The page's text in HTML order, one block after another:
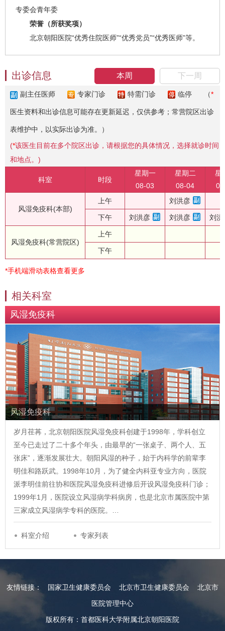
专委会青年委
荣誉（所获奖项）
北京朝阳医院“优秀住院医师”“优秀党员”“优秀医师”等。
本周 下一周
出诊信息
副主任医师 专家门诊 特需门诊 临停 （*
医生资料和出诊信息可能存在更新延迟，仅供参考；常营院区出诊
表维护中，以实际出诊为准。）
(*该医生目前在多个院区出诊，请根据您的具体情况，选择就诊时间
和地点。)
科室 时段
星期一
08-03
星期二
08-04
星
风湿免疫科(本部)
上午 刘洪彦
下午 刘洪彦 刘洪彦 刘
风湿免疫科(常营院区)
上午
下午
*手机端滑动表格查看更多
相关科室
风湿免疫科
风湿免疫科
岁月荏苒，北京朝阳医院风湿免疫科创建于1998年，学科创立
至今已走过了二十多个年头，由最早的“一张桌子、两个人、五
张床”，逐渐发展壮大。朝阳风湿的种子，始于内科学的前辈李
明佳和路跃武。1998年10月，为了健全内科亚专业方向，医院
派李明佳前往协和医院风湿免疫科进修后开设风湿免疫科门诊；
1999年1月，医院设立风湿病学科病房，也是北京市属医院中第
三家成立风湿病学专科的医院。…
科室介绍 专家列表
友情链接： 国家卫生健康委员会 北京市卫生健康委员会
北京市
医院管理中心
版权所有：首都医科大学附属北京朝阳医院